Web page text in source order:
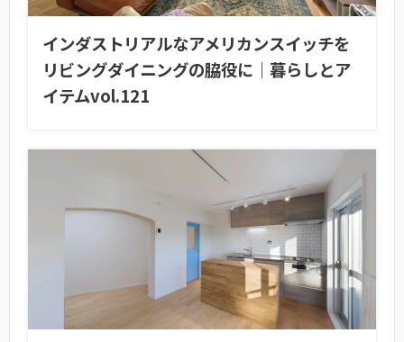
インダストリアルなアメリカンスイッチを
リビングダイニングの脇役に｜暮らしとア
イテムvol.121